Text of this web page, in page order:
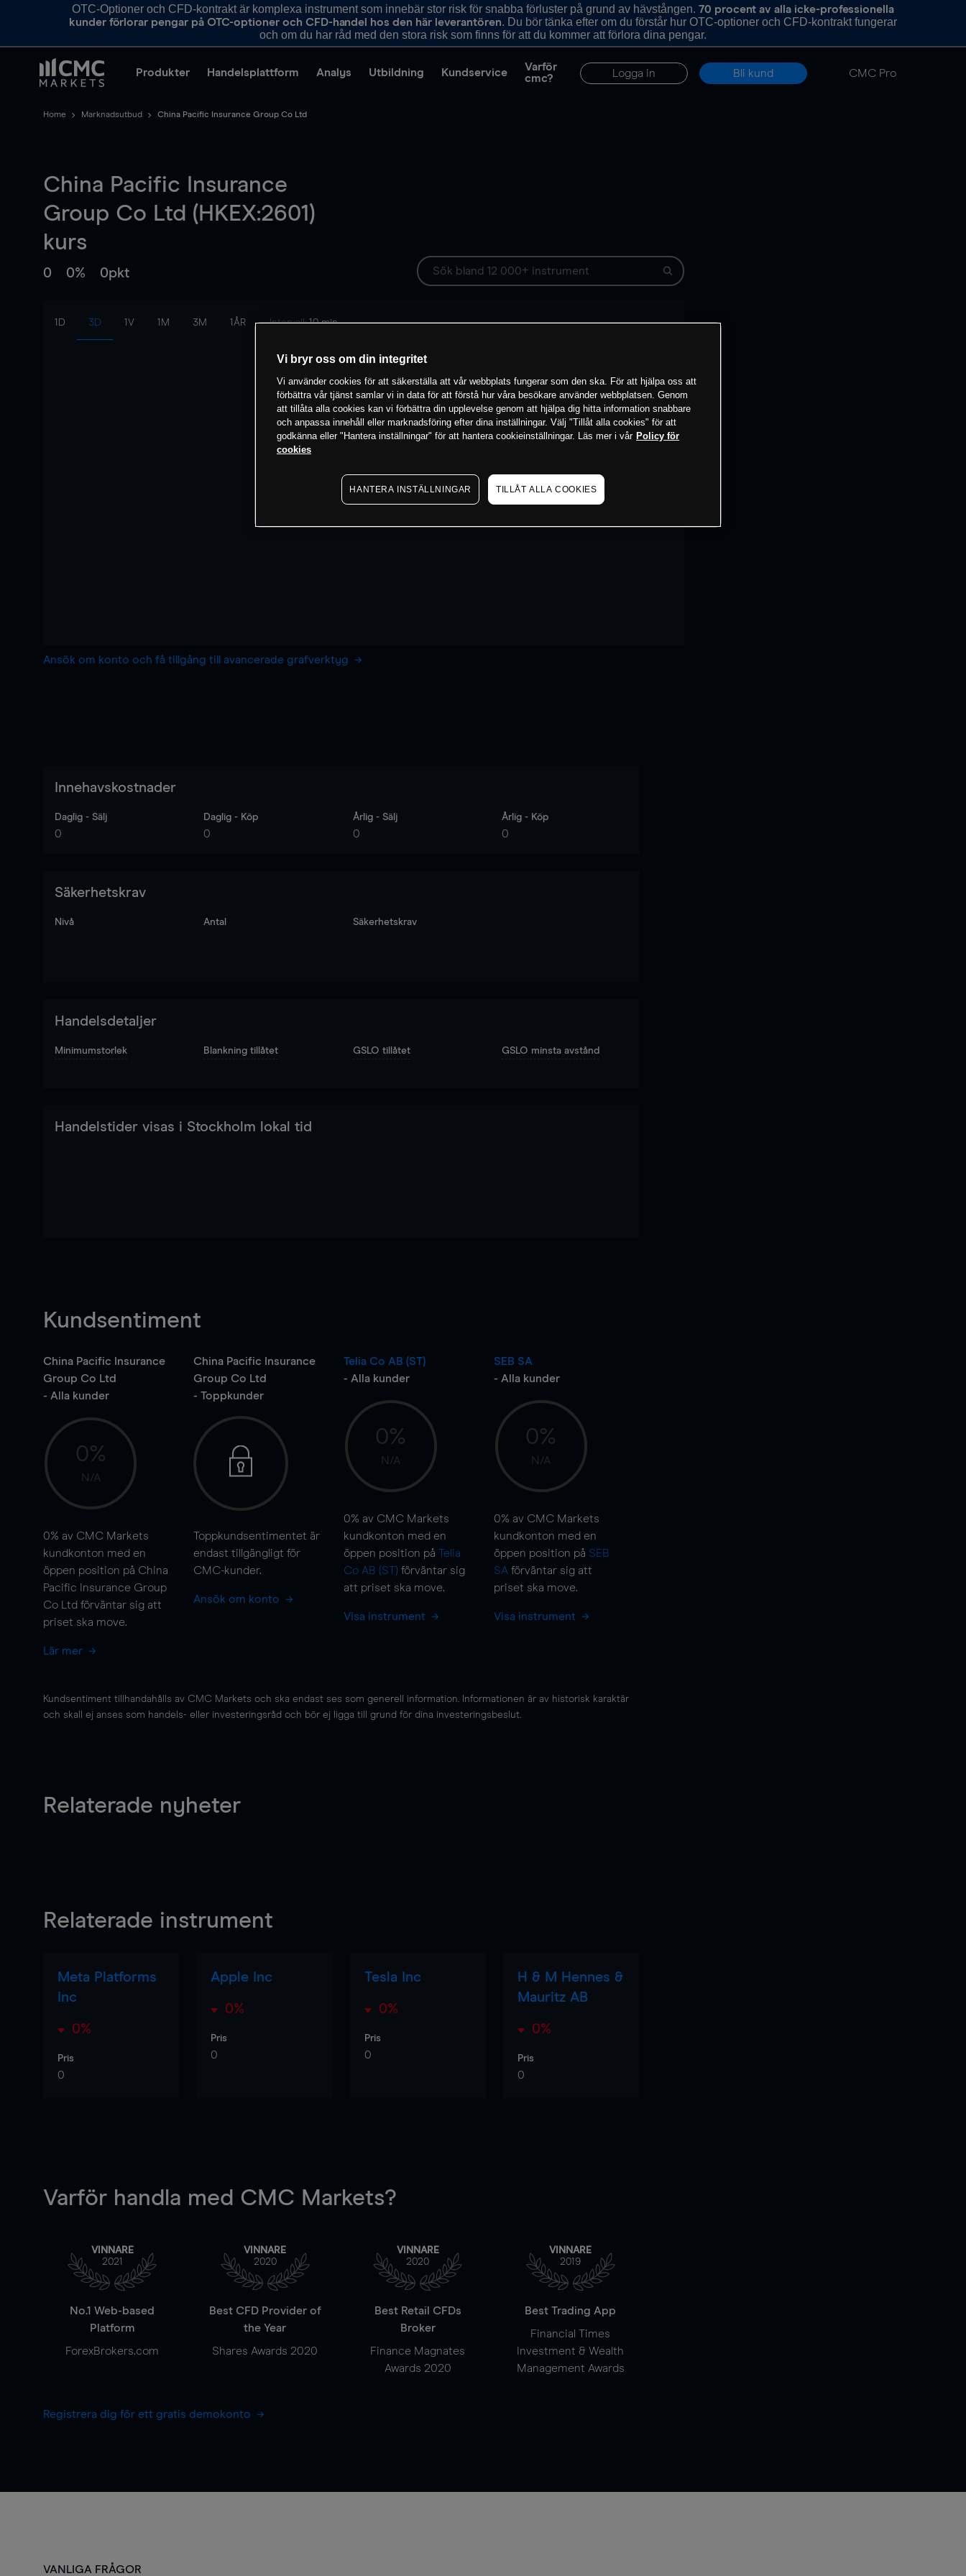
OTC-Optioner och CFD-kontrakt är komplexa instrument som innebär stor risk för snabba förluster på grund av hävstången. 70 procent av alla icke-professionella
kunder förlorar pengar på OTC-optioner och CFD-handel hos den här leverantören. Du bör tänka efter om du förstår hur OTC-optioner och CFD-kontrakt fungerar
och om du har råd med den stora risk som finns för att du kommer att förlora dina pengar.
Produkter Handelsplattform Analys Utbildning Kundservice
Varför
cmc?
Logga in Bli kund CMC Pro
Home Marknadsutbud China Pacific Insurance Group Co Ltd
China Pacific Insurance
Group Co Ltd (HKEX:2601)
kurs
0 0% 0pkt
1D 3D 1V 1M 3M 1ÅR Intervall:10 min
Ansök om konto och få tillgång till avancerade grafverktyg
Innehavskostnader
Daglig - Sälj
0
Daglig - Köp
0
Årlig - Sälj
0
Årlig - Köp
0
Säkerhetskrav
Nivå Antal Säkerhetskrav
Handelsdetaljer
Minimumstorlek Blankning tillåtet GSLO tillåtet GSLO minsta avstånd
Handelstider visas i Stockholm lokal tid
Kundsentiment
China Pacific Insurance
Group Co Ltd
- Alla kunder
0%
N/A
0% av CMC Markets
kundkonton med en
öppen position på China
Pacific Insurance Group
Co Ltd förväntar sig att
priset ska move.
Lär mer
China Pacific Insurance
Group Co Ltd
- Toppkunder
Toppkundsentimentet är
endast tillgängligt för
CMC-kunder.
Ansök om konto
Telia Co AB (ST)
- Alla kunder
0%
N/A
0% av CMC Markets
kundkonton med en
öppen position på Telia
Co AB (ST) förväntar sig
att priset ska move.
Visa instrument
SEB SA
- Alla kunder
0%
N/A
0% av CMC Markets
kundkonton med en
öppen position på SEB
SA förväntar sig att
priset ska move.
Visa instrument
Kundsentiment tillhandahålls av CMC Markets och ska endast ses som generell information. Informationen är av historisk karaktär
och skall ej anses som handels- eller investeringsråd och bör ej ligga till grund för dina investeringsbeslut.
Relaterade nyheter
Relaterade instrument
Meta Platforms
Inc
0%
Pris
0
Apple Inc
0%
Pris
0
Tesla Inc
0%
Pris
0
H & M Hennes &
Mauritz AB
0%
Pris
0
Varför handla med CMC Markets?
VINNARE
2021
No.1 Web-based
Platform
ForexBrokers.com
VINNARE
2020
Best CFD Provider of
the Year
Shares Awards 2020
VINNARE
2020
Best Retail CFDs
Broker
Finance Magnates
Awards 2020
VINNARE
2019
Best Trading App
Financial Times
Investment & Wealth
Management Awards
Registrera dig för ett gratis demokonto
VANLIGA FRÅGOR
Vi bryr oss om din integritet
Vi använder cookies för att säkerställa att vår webbplats fungerar som den ska. För att hjälpa oss att
förbättra vår tjänst samlar vi in data för att förstå hur våra besökare använder webbplatsen. Genom
att tillåta alla cookies kan vi förbättra din upplevelse genom att hjälpa dig hitta information snabbare
och anpassa innehåll eller marknadsföring efter dina inställningar. Välj "Tillåt alla cookies" för att
godkänna eller "Hantera inställningar" för att hantera cookieinställningar. Läs mer i vår Policy för
cookies
HANTERA INSTÄLLNINGAR TILLÅT ALLA COOKIES